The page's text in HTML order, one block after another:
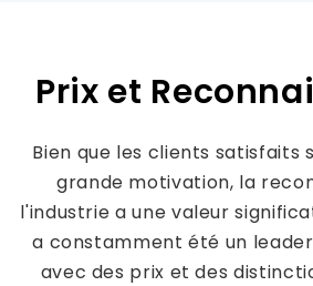
Prix et
Bien que les clients satisfaits
grande motivation, la
l'industrie a une valeur
a constamment été un
avec des prix et des